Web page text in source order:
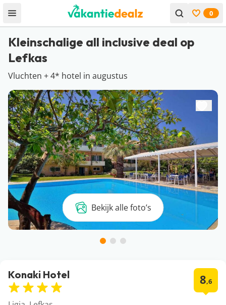
Open menu Bekijk
0
Kleinschalige all inclusive deal op
Lefkas
Vluchten + 4* hotel in augustus
Bekijk alle foto’s
Konaki Hotel 8,6